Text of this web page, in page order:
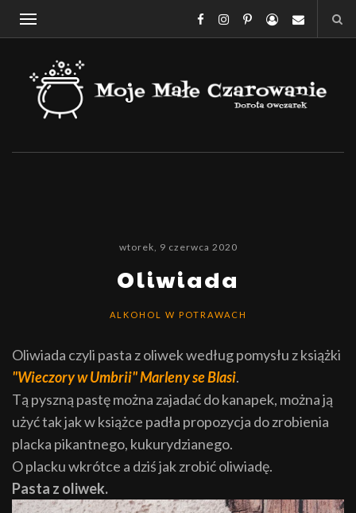
wtorek, 9 czerwca 2020
Oliwiada
ALKOHOL W POTRAWACH
Oliwiada czyli pasta z oliwek według pomysłu z książki
"Wieczory w Umbrii" Marleny se Blasi.
Tą pyszną pastę można zajadać do kanapek, można ją
użyć tak jak w książce padła propozycja do zrobienia
placka pikantnego, kukurydzianego.
O placku wkrótce a dziś jak zrobić oliwiadę.
Pasta z oliwek.